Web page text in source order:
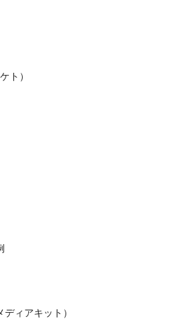
ト）
ィアキット）